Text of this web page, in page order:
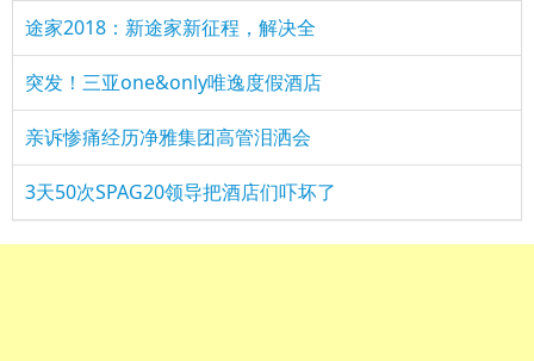
途家2018：新途家新征程，解决全
突发！三亚one&only唯逸度假酒店
亲诉惨痛经历净雅集团高管泪洒会
3天50次SPAG20领导把酒店们吓坏了